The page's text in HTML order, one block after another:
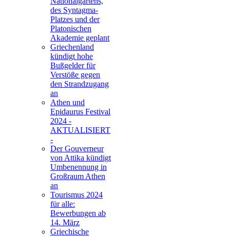
des Syntagma-
Platzes und der
Platonischen
Akademie geplant
Griechenland
kündigt hohe
Bußgelder für
Verstöße gegen
den Strandzugang
an
Athen und
Epidaurus Festival
2024 -
AKTUALISIERT
-
Der Gouverneur
von Attika kündigt
Umbenennung in
Großraum Athen
an
Tourismus 2024
für alle:
Bewerbungen ab
14. März
Griechische